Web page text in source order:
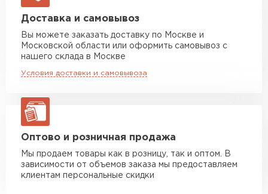
Манипулятор до 5 тн
Манипулятор до 10 тн
макс. длина груза 8 м
макс. длина груза 13,5 м
ЗАКАЗАТЬ С ДОСТАВКОЙ
Доставка и самовывоз
Вы можете заказать доставку по Москве и
Московской области или оформить самовывоз с
нашего склада в Москве
Условия доставки и самовывоза
Оптово и розничная продажа
Мы продаем товары как в розницу, так и оптом. В
зависимости от объемов заказа мы предоставляем
клиентам персональные скидки